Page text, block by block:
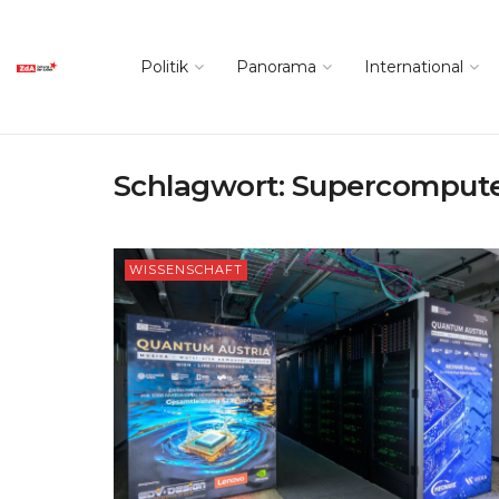
Politik Panorama International
Schlagwort:
WISSENSCHAFT